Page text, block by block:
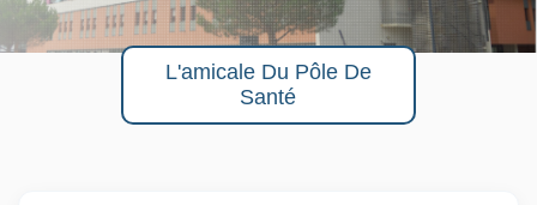
L'amicale Du Pôle De
Santé